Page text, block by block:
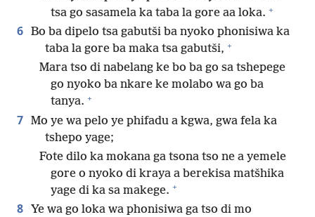
tsa go sasamela ka taba la gore aa loka. +
6 Bo ba dipelo tsa gabutši ba nyoko phonisiwa ka
taba la gore ba maka tsa gabutši, +
Mara tso di nabelang ke bo ba go sa tshepege
go nyoko ba nkare ke molabo wa go ba
tanya. +
7 Mo ye wa pelo ye phifadu a kgwa, gwa fela ka
tshepo yage;
Fote dilo ka mokana ga tsona tso ne a yemele
gore o nyoko di kraya a berekisa matšhika
yage di ka sa makege. +
8 Ye wa go loka wa phonisiwa ga tso di mo